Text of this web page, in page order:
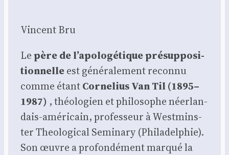
Vincent Bru
Lepère de l’apologétique pré­sup­po­si­
tion­nelleest géné­ra­le­ment recon­nu
comme étantCor­ne­lius Van Til (1895–
1987) , théo­lo­gien et phi­lo­sophe néer­lan­
dais-amé­ri­cain, pro­fes­seur à West­mins­
ter Theo­lo­gi­cal Semi­na­ry (Phi­la­del­phie).
Son œuvre a pro­fon­dé­ment mar­qué la